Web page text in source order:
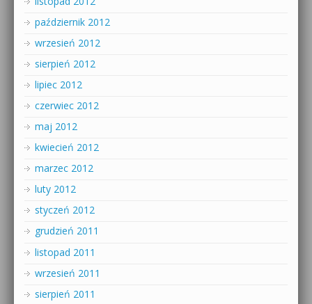
październik 2012
wrzesień 2012
sierpień 2012
lipiec 2012
czerwiec 2012
maj 2012
kwiecień 2012
marzec 2012
luty 2012
styczeń 2012
grudzień 2011
listopad 2011
wrzesień 2011
sierpień 2011